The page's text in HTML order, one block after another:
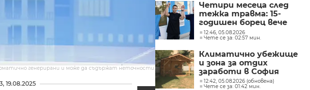
генерирани и може да съдържат неточности.
19.08.2025 08:20, 19.08.2025
Четири месеца след
тежка травма: 15-
годишен борец вече
ходи сам и се
възстановява успешно
12:46, 05.08.2026
Чете се за: 02:57 мин.
Климатично убежище
и зона за отдих
заработи в София
12:42, 05.08.2026 (обновена)
Чете се за: 01:42 мин.